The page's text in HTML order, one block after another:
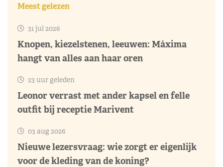
Meest gelezen
31 jul 2026
Knopen, kiezelstenen, leeuwen: Máxima
hangt van alles aan haar oren
23 uur geleden
Leonor verrast met ander kapsel en felle
outfit bij receptie Marivent
03 aug 2026
Nieuwe lezersvraag: wie zorgt er eigenlijk
voor de kleding van de koning?